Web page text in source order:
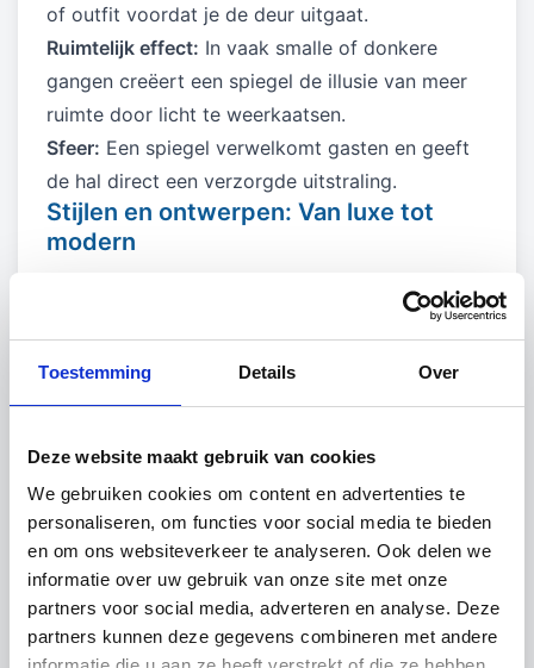
Toestemming Details Over
Deze website maakt gebruik van cookies
We gebruiken cookies om content en advertenties te
personaliseren, om functies voor social media te bieden
en om ons websiteverkeer te analyseren. Ook delen we
informatie over uw gebruik van onze site met onze
partners voor social media, adverteren en analyse. Deze
partners kunnen deze gegevens combineren met andere
of outfit voordat je de deur uitgaat.
Ruimtelijk effect: In vaak smalle of donkere
gangen creëert een spiegel de illusie van meer
ruimte door licht te weerkaatsen.
Sfeer: Een spiegel verwelkomt gasten en geeft
de hal direct een verzorgde uitstraling.
Stijlen en ontwerpen: Van luxe tot
modern
De markt biedt een divers assortiment aan
halspiegels, passend bij iedere interieurstijl:
lijnen. Denk aan spiegels zonder lijst of met een
subtiele metalen omlijsting. Deze passen perfect
in een “clean” interieur.
Luxe spiegel hal
Een luxe variant valt op door bijzondere
materialen zoals een verzilverde of bronzen